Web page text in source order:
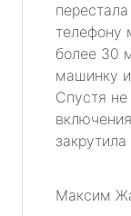
телефону
более 30
машинку
Спустя
Максим